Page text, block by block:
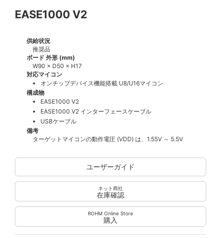
EASE1000 V2
供給状況
推奨品
ボード 外形 (mm)
W90 × D50 × H17
対応マイコン
オンチップデバイス機能搭載 U8/U16マイコン
構成物
EASE1000 V2
EASE1000 V2 インターフェースケーブル
USBケーブル
備考
ターゲットマイコンの動作電圧 (VDD) は、1.55V ～ 5.5V
ユーザーガイド
ネット商社
在庫確認
ROHM Online Store
購入